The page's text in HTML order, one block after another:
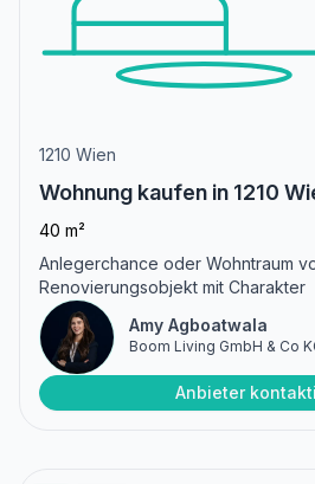
1210 Wien
Wohnung kaufen in 1210
40 m²
Anlegerchance oder Wohntraum
Renovierungsobjekt mit Charakter
Amy Agboatwala
Boom Living GmbH & Co
Anbieter